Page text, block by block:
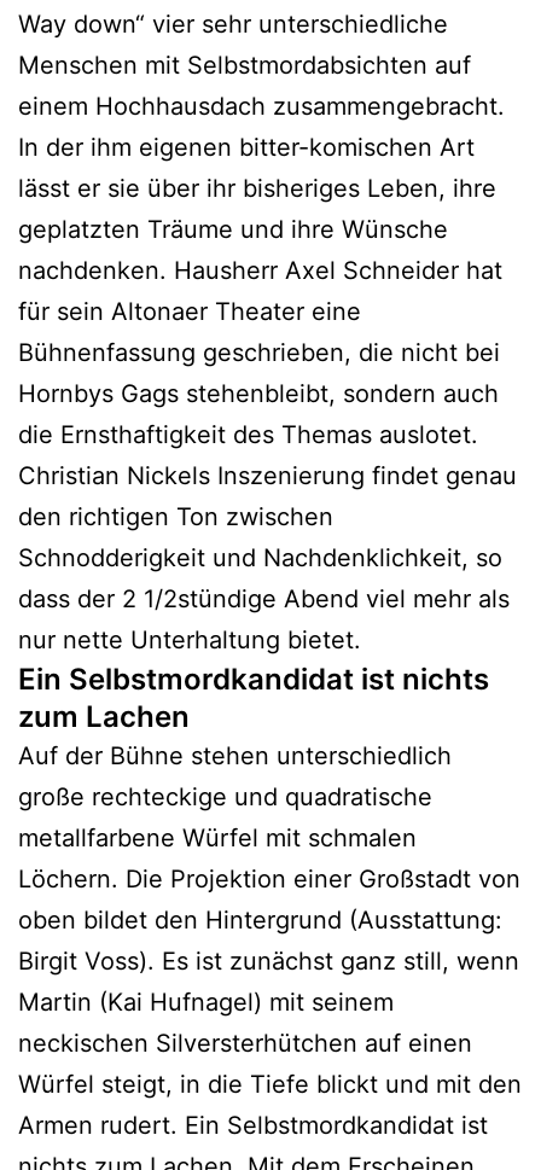
Way down“ vier sehr unterschiedliche
Menschen mit Selbstmordabsichten auf
einem Hochhausdach zusammengebracht.
In der ihm eigenen bitter-komischen Art
lässt er sie über ihr bisheriges Leben, ihre
geplatzten Träume und ihre Wünsche
nachdenken. Hausherr Axel Schneider hat
für sein Altonaer Theater eine
Bühnenfassung geschrieben, die nicht bei
Hornbys Gags stehenbleibt, sondern auch
die Ernsthaftigkeit des Themas auslotet.
Christian Nickels Inszenierung findet genau
den richtigen Ton zwischen
Schnodderigkeit und Nachdenklichkeit, so
dass der 2 1/2stündige Abend viel mehr als
nur nette Unterhaltung bietet.
Ein Selbstmordkandidat ist nichts
zum Lachen
Auf der Bühne stehen unterschiedlich
große rechteckige und quadratische
metallfarbene Würfel mit schmalen
Löchern. Die Projektion einer Großstadt von
oben bildet den Hintergrund (Ausstattung:
Birgit Voss). Es ist zunächst ganz still, wenn
Martin (Kai Hufnagel) mit seinem
neckischen Silversterhütchen auf einen
Würfel steigt, in die Tiefe blickt und mit den
Armen rudert. Ein Selbstmordkandidat ist